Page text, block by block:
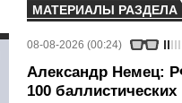
МАТЕРИАЛЫ РАЗДЕЛА
08-08-2026 (00:24)
Александр Немец:
100 баллистических